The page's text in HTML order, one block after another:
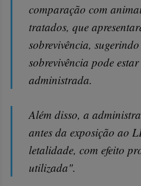
comparação com
tratados, que
sobrevivência,
sobrevivência pode
administrada.
Além disso, a
antes da exposição ao
letalidade, com efeito
utilizada".